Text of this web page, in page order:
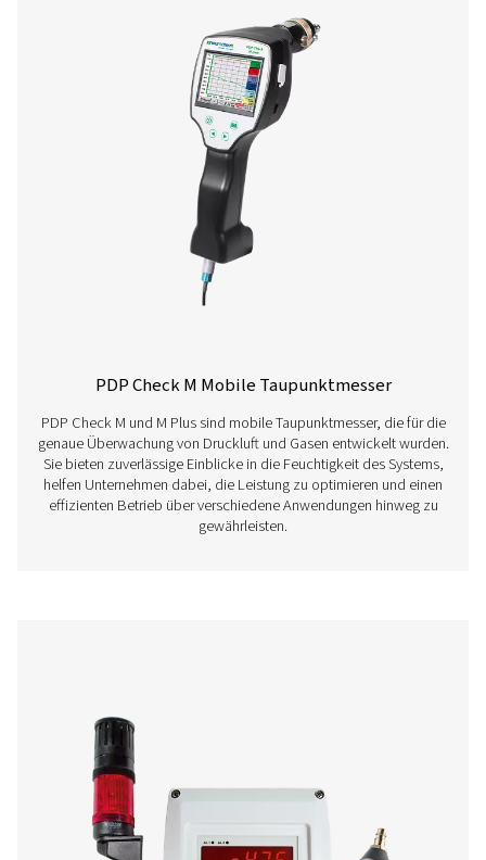
Ein umfassendes
Produktsortiment
Erfahren Sie nachfolgend mehr über unsere
Taupunktmessgeräte.
PDP Check M Mobile